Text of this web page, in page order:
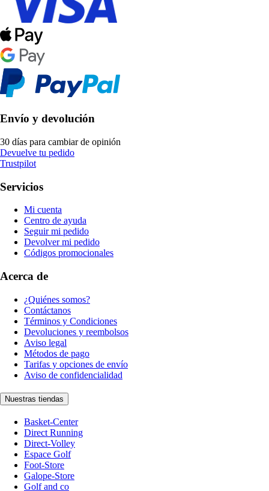
Envío y devolución
30 días para cambiar de opinión
Devuelve tu pedido
Trustpilot
Servicios
Mi cuenta
Centro de ayuda
Seguir mi pedido
Devolver mi pedido
Códigos promocionales
Acerca de
¿Quiénes somos?
Contáctanos
Términos y Condiciones
Devoluciones y reembolsos
Aviso legal
Métodos de pago
Tarifas y opciones de envío
Aviso de confidencialidad
Nuestras tiendas
Basket-Center
Direct Running
Direct-Volley
Espace Golf
Foot-Store
Galope-Store
Golf and co